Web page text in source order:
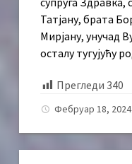
Татјану, брата
Мирјану, унучад
осталу тугујућу
Прегледи 340
Фебруар 18, 2024